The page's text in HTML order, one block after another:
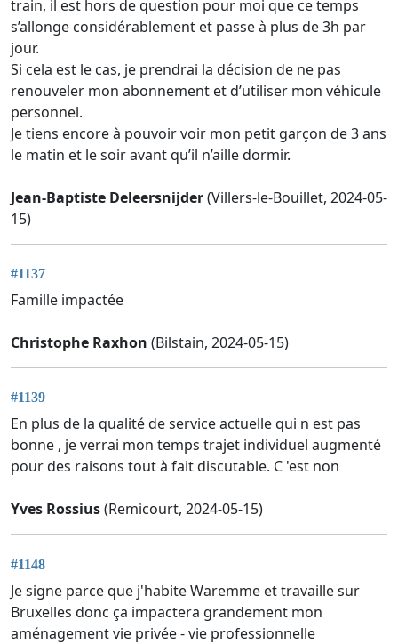
train, il est hors de question pour moi que ce temps
s’allonge considérablement et passe à plus de 3h par
jour.
Si cela est le cas, je prendrai la décision de ne pas
renouveler mon abonnement et d’utiliser mon véhicule
personnel.
Je tiens encore à pouvoir voir mon petit garçon de 3 ans
le matin et le soir avant qu’il n’aille dormir.
Jean-Baptiste Deleersnijder(Villers-le-Bouillet, 2024-05-
15)
#1137
Famille impactée
Christophe Raxhon (Bilstain, 2024-05-15)
#1139
En plus de la qualité de service actuelle qui n est pas
bonne , je verrai mon temps trajet individuel augmenté
pour des raisons tout à fait discutable. C 'est non
Yves Rossius(Remicourt, 2024-05-15)
#1148
Je signe parce que j'habite Waremme et travaille sur
Bruxelles donc ça impactera grandement mon
aménagement vie privée - vie professionnelle